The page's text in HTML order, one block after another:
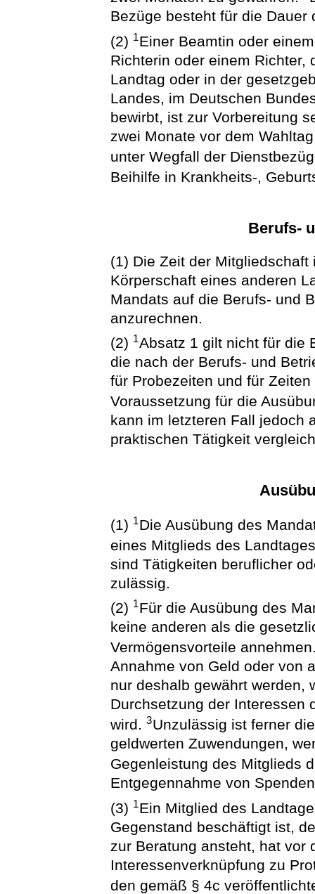
Bezüge besteht für die Dauer
(2) 1Einer Beamtin oder
Richterin oder einem Richter,
Landtag oder in der
Landes, im Deutschen
bewirbt, ist zur Vorbereitung
zwei Monate vor dem
unter Wegfall der
Beihilfe in Krankheits-,
Berufs-
(1) Die Zeit der
Körperschaft eines anderen
Mandats auf die Berufs- und
anzurechnen.
(2) 1Absatz 1 gilt nicht für die
die nach der Berufs- und
für Probezeiten und für
Voraussetzung für die
kann im letzteren Fall jedoch
praktischen Tätigkeit
(1) 1Die Ausübung des
eines Mitglieds des
sind Tätigkeiten beruflicher
zulässig.
(2) 1Für die Ausübung des
keine anderen als die
Vermögensvorteile
Annahme von Geld oder von
nur deshalb gewährt werden,
Durchsetzung der Interessen
wird.3Unzulässig ist ferner
geldwerten Zuwendungen,
Gegenleistung des Mitglieds
Entgegennahme von
(3) 1Ein Mitglied des
Gegenstand beschäftigt ist,
zur Beratung ansteht, hat vor
Interessenverknüpfung zu
den gemäß § 4c